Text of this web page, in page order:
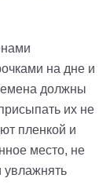
на дне и
емена должны
их не
пленкой и
место, не
увлажнять